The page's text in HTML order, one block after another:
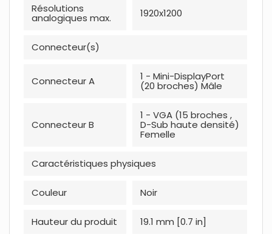
Résolutions
analogiques max. 1920x1200
Connecteur(s)
Connecteur A 1 - Mini-DisplayPort
(20 broches) Mâle
Connecteur B
1 - VGA (15 broches ,
D-Sub haute densité)
Femelle
Caractéristiques physiques
Couleur Noir
Hauteur du produit 19.1 mm [0.7 in]